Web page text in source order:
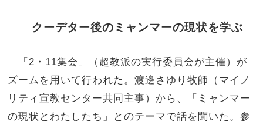
クーデター後のミャンマーの現状を学ぶ
「2・11集会」（超教派の実行委員会が主催）が
ズームを用いて行われた。渡邊さゆり牧師（マイノ
リティ宣教センター共同主事）から、「ミャンマー
の現状とわたしたち」とのテーマで話を聞いた。参